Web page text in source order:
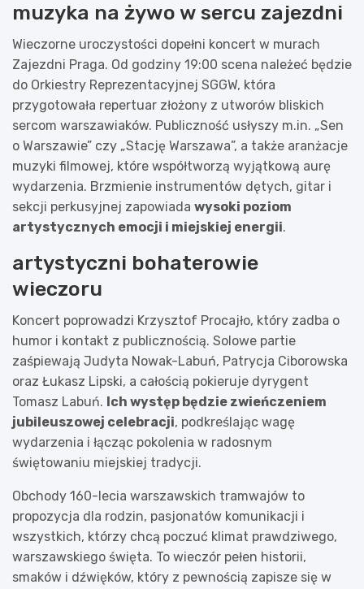
muzyka na żywo w sercu zajezdni
Wieczorne uroczystości dopełni koncert w murach
Zajezdni Praga. Od godziny 19:00 scena należeć będzie
do Orkiestry Reprezentacyjnej SGGW, która
przygotowała repertuar złożony z utworów bliskich
sercom warszawiaków. Publiczność usłyszy m.in. „Sen
o Warszawie” czy „Stację Warszawa”, a także aranżacje
muzyki filmowej, które współtworzą wyjątkową aurę
wydarzenia. Brzmienie instrumentów dętych, gitar i
sekcji perkusyjnej zapowiada wysoki poziom
artystycznych emocji i miejskiej energii.
artystyczni bohaterowie
wieczoru
Koncert poprowadzi Krzysztof Procajło, który zadba o
humor i kontakt z publicznością. Solowe partie
zaśpiewają Judyta Nowak-Labuń, Patrycja Ciborowska
oraz Łukasz Lipski, a całością pokieruje dyrygent
Tomasz Labuń. Ich występ będzie zwieńczeniem
jubileuszowej celebracji, podkreślając wagę
wydarzenia i łącząc pokolenia w radosnym
świętowaniu miejskiej tradycji.
Obchody 160-lecia warszawskich tramwajów to
propozycja dla rodzin, pasjonatów komunikacji i
wszystkich, którzy chcą poczuć klimat prawdziwego,
warszawskiego święta. To wieczór pełen historii,
smaków i dźwięków, który z pewnością zapisze się w